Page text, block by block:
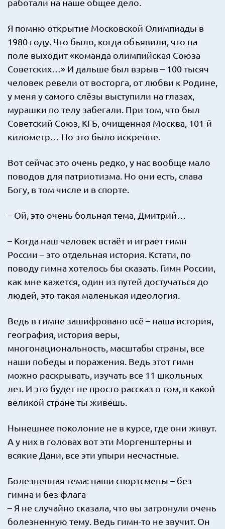
работали на наше общее дело.
Я помню открытие Московской Олимпиады в
1980 году. Что было, когда объявили, что на
поле выходит «команда олимпийская Союза
Советских…» И дальше был взрыв – 100 тысяч
человек ревели от восторга, от любви к Родине,
у меня у самого слёзы выступили на глазах,
мурашки по телу забегали. При том, что был
Советский Союз, КГБ, очищенная Москва, 101-й
километр… Но это было искренне.
Вот сейчас это очень редко, у нас вообще мало
поводов для патриотизма. Но они есть, слава
Богу, в том числе и в спорте.
– Ой, это очень больная тема, Дмитрий…
– Когда наш человек встаёт и играет гимн
России – это отдельная история. Кстати, по
поводу гимна хотелось бы сказать. Гимн России,
как мне кажется, один из путей достучаться до
людей, это такая маленькая идеология.
Ведь в гимне зашифровано всё – наша история,
география, история веры,
многонациональность, масштабы страны, все
наши победы и поражения. Ведь этот гимн
можно раскрывать, изучать все 11 школьных
лет. И это будет не просто рассказ о том, в какой
великой стране ты живешь.
Нынешнее поколоние не в курсе, где они живут.
А у них в головах вот эти Моргенштерны и
всякие Дани, все эти упыри несчастные.
Болезненная тема: наши спортсмены – без
гимна и без флага
– Я не случайно сказала, что вы затронули очень
болезненную тему. Ведь гимн-то не звучит. Он